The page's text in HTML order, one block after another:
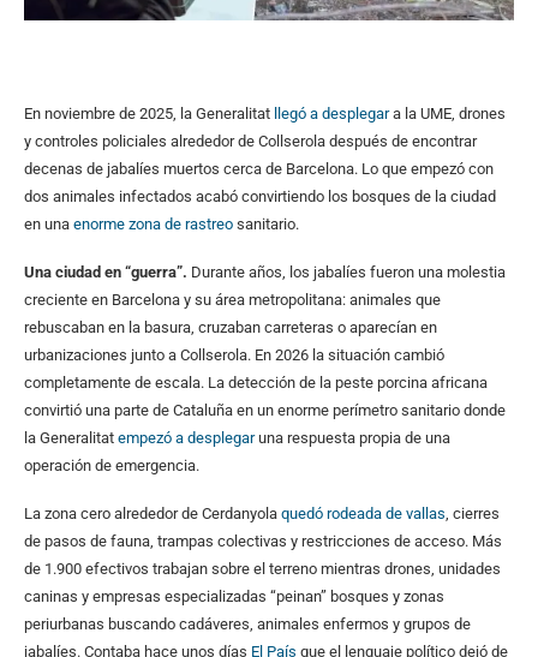
En noviembre de 2025, la Generalitat llegó a desplegara la UME, drones
y controles policiales alrededor de Collserola después de encontrar
decenas de jabalíes muertos cerca de Barcelona. Lo que empezó con
dos animales infectados acabó convirtiendo los bosques de la ciudad
en una enorme zona de rastreo sanitario.
Una ciudad en “guerra”. Durante años, los jabalíes fueron una molestia
creciente en Barcelona y su área metropolitana: animales que
rebuscaban en la basura, cruzaban carreteras o aparecían en
urbanizaciones junto a Collserola. En 2026 la situación cambió
completamente de escala. La detección de la peste porcina africana
convirtió una parte de Cataluña en un enorme perímetro sanitario donde
la Generalitat empezó a desplegaruna respuesta propia de una
operación de emergencia.
La zona cero alrededor de Cerdanyola quedó rodeada de vallas , cierres
de pasos de fauna, trampas colectivas y restricciones de acceso. Más
de 1.900 efectivos trabajan sobre el terreno mientras drones, unidades
caninas y empresas especializadas “peinan” bosques y zonas
periurbanas buscando cadáveres, animales enfermos y grupos de
jabalíes. Contaba hace unos días El País que el lenguaje político dejó de